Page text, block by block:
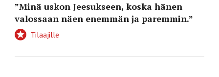
”Minä uskon Jeesukseen, koska hänen
valossaan näen enemmän ja paremmin.”
Tilaajille